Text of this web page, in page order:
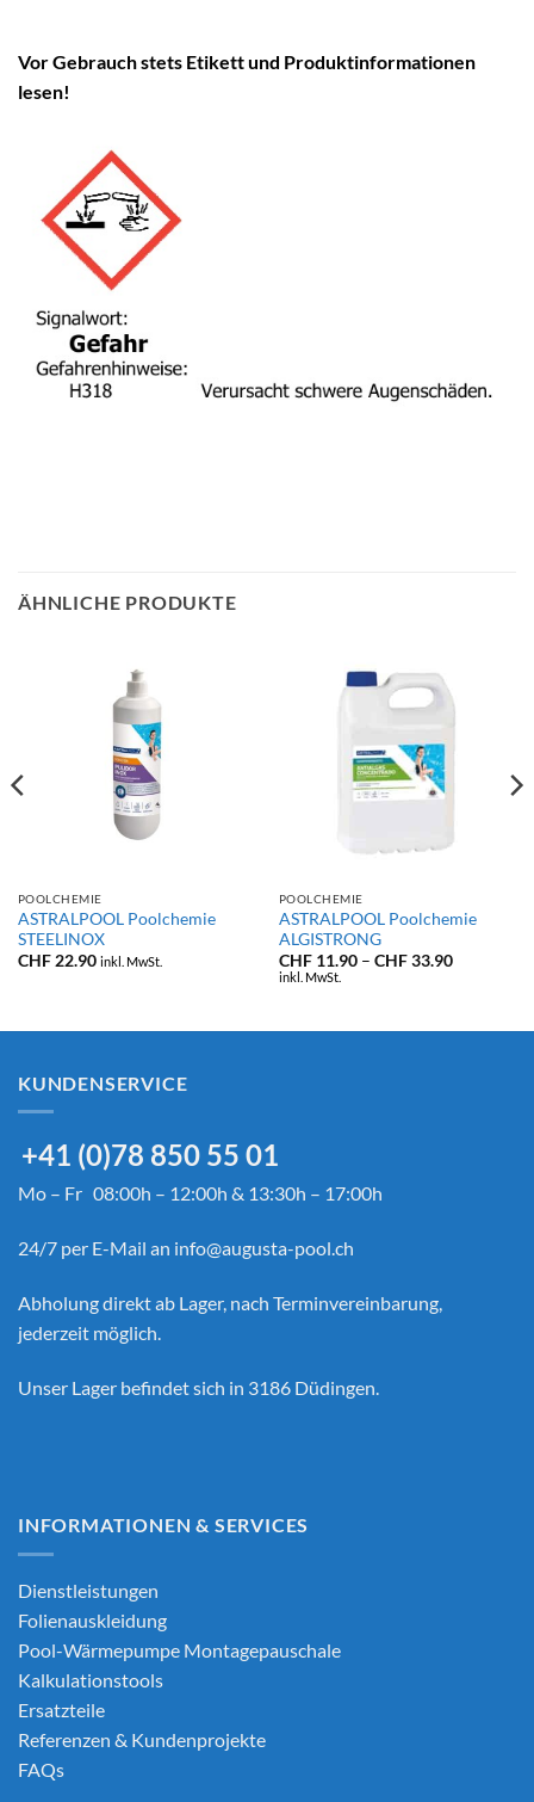
Vor Gebrauch stets Etikett und Produktinformationen
lesen!
ÄHNLICHE PRODUKTE
POOLCHEMIE
ASTRALPOOL Poolchemie
STEELINOX
CHF22.90 inkl. MwSt.
POOLCHEMIE
ASTRALPOOL Poolchemie
ALGISTRONG
CHF11.90 – CHF33.90
inkl. MwSt.
KUNDENSERVICE
+41 (0)78 850 55 01
Mo – Fr 08:00h – 12:00h & 13:30h – 17:00h
24/7 per E-Mail an info@augusta-pool.ch
Abholung direkt ab Lager, nach Terminvereinbarung,
jederzeit möglich.
Unser Lager befindet sich in 3186 Düdingen.
INFORMATIONEN & SERVICES
Dienstleistungen
Folienauskleidung
Pool-Wärmepumpe Montagepauschale
Kalkulationstools
Ersatzteile
Referenzen & Kundenprojekte
FAQs